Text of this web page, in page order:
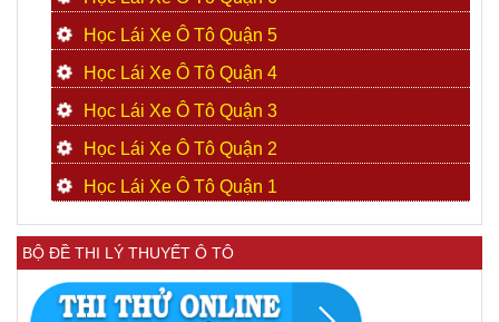
Học Lái Xe Ô Tô Quận 5
Học Lái Xe Ô Tô Quận 4
Học Lái Xe Ô Tô Quận 3
Học Lái Xe Ô Tô Quận 2
Học Lái Xe Ô Tô Quận 1
BỘ ĐỀ THI LÝ THUYẾT Ô TÔ